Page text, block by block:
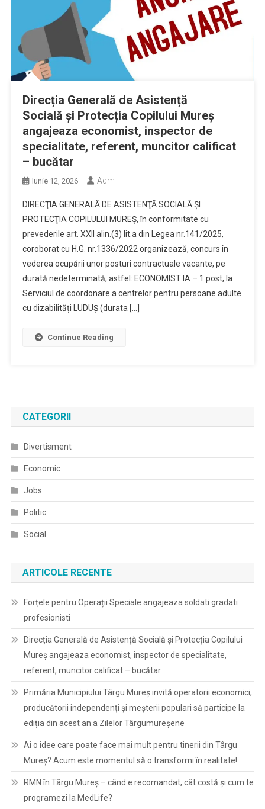
Direcția Generală de Asistență
Socială și Protecția Copilului Mureș
angajeaza economist, inspector de
specialitate, referent, muncitor calificat
– bucătar
Iunie 12, 2026 Adm
DIRECŢIA GENERALĂ DE ASISTENŢĂ SOCIALĂ ŞI
PROTECŢIA COPILULUI MUREŞ, în conformitate cu
prevederile art. XXII alin.(3) lit.a din Legea nr.141/2025,
coroborat cu H.G. nr.1336/2022 organizează, concurs în
vederea ocupării unor posturi contractuale vacante, pe
durată nedeterminată, astfel: ECONOMIST IA – 1 post, la
Serviciul de coordonare a centrelor pentru persoane adulte
cu dizabilități LUDUȘ (durata […]
Continue Reading
CATEGORII
Divertisment
Economic
Jobs
Politic
Social
ARTICOLE RECENTE
Forțele pentru Operații Speciale angajeaza soldati gradati
profesionisti
Direcția Generală de Asistență Socială și Protecția Copilului
Mureș angajeaza economist, inspector de specialitate,
referent, muncitor calificat – bucătar
Primăria Municipiului Târgu Mureș invită operatorii economici,
producătorii independenți și meșterii populari să participe la
ediția din acest an a Zilelor Târgumureșene
Ai o idee care poate face mai mult pentru tinerii din Târgu
Mureș? Acum este momentul să o transformi în realitate!
RMN în Târgu Mureș – când e recomandat, cât costă și cum te
programezi la MedLife?